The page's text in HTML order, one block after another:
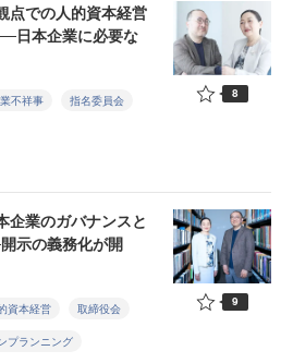
点での人的資本経営
日本企業に必要な
不祥事 指名委員会 8
企業のガバナンスと
示の義務化が開
資本経営 取締役会
プランニング
9